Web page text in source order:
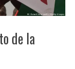
de la